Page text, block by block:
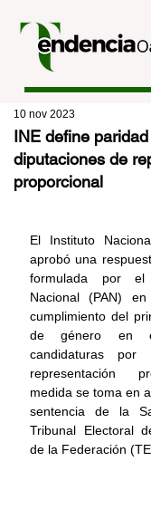
INE define
diputaciones de
proporcional
10 nov 2023
El Instituto
aprobó una
formulada por el
Nacional (PAN)
cumplimiento del
de género en
candidaturas
representación
medida se toma en
sentencia de la
Tribunal Electoral
de la Federación